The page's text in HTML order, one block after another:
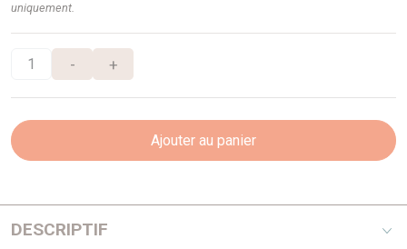
uniquement.
- +
Ajouter au panier
DESCRIPTIF